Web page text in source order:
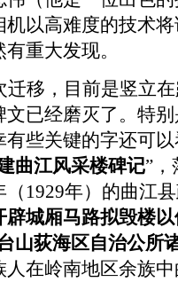
以高难度的技术
重大发现。
迁移，目前是竖立
已经磨灭了。特
些关键的字还可
曲江风采楼碑记”，
（ 1929年）的曲江
城厢马路拟毁楼
山荻海区自治公所
在岭南地区余族